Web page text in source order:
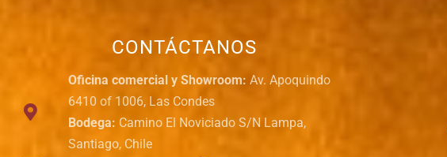
CONTÁCTANOS
Oficina comercial y Showroom: Av. Apoquindo
6410 of 1006, Las Condes
Bodega: Camino El Noviciado S/N Lampa,
Santiago, Chile